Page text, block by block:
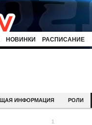
НОВИНКИ РАСПИСАНИЕ
ИНФОРМАЦИЯ РОЛИ
1